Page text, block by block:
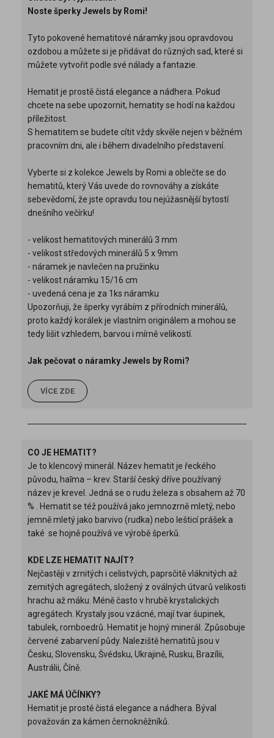
Noste šperky Jewels by Romi!
Tyto pokovené hematitové náramky jsou opravdovou
ozdobou a můžete si je přidávat do různých sad, které si
můžete vytvořit podle své nálady a fantazie.
Hematit je prostě čistá elegance a nádhera. Pokud
chcete na sebe upozornit, hematity se hodí na každou
příležitost.
S hematitem se budete cítit vždy skvěle nejen v běžném
pracovním dni, ale i během divadelního představení.
Vyberte si z kolekce Jewels by Romi a oblečte se do
hematitů, který Vás uvede do rovnováhy a získáte
sebevědomí, že jste opravdu tou nejúžasnější bytostí
dnešního večírku!
- velikost hematitových minerálů 3 mm
- velikost středových minerálů 5 x 9mm
- náramek je navlečen na pružinku
- velikost náramku 15/16 cm
- uvedená cena je za 1ks náramku
Upozorňuji, že šperky vyrábím z přírodních minerálů,
proto každý korálek je vlastním originálem a mohou se
tedy lišit vzhledem, barvou i mírně velikostí.
Jak pečovat o náramky Jewels by Romi?
VÍCE ZDE
CO JE HEMATIT?
Je to klencový minerál. Název hematit je řeckého
původu, haĩma – krev. Starší český dříve používaný
název je krevel. Jedná se o rudu železa s obsahem až 70
% . Hematit se též používá jako jemnozrně mletý, nebo
jemně mletý jako barvivo (rudka) nebo lešticí prášek a
také se hojně používá ve výrobě šperků.
KDE LZE HEMATIT NAJÍT?
Nejčastěji v zrnitých i celistvých, paprsčitě vláknitých až
zemitých agregátech, složený z oválných útvarů velikosti
hrachu až máku. Méně často v hrubě krystalických
agregátech. Krystaly jsou vzácné, mají tvar šupinek,
tabulek, romboedrů. Hematit je hojný minerál. Způsobuje
červené zabarvení půdy. Naleziště hematitů jsou v
Česku, Slovensku, Švédsku, Ukrajině, Rusku, Brazílii,
Austrálii, Číně.
JAKÉ MÁ ÚČÍNKY?
Hematit je prostě čistá elegance a nádhera. Býval
považován za kámen černokněžníků.